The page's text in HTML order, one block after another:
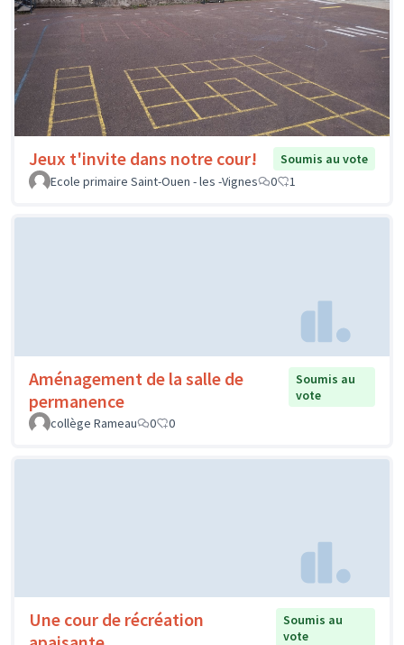
Jeux t'invite dans notre cour!
Soumis au vote
Ecole primaire Saint-Ouen - les -Vignes
0 1
Aménagement de la salle de
permanence
Soumis au
vote
collège Rameau
0 0
Une cour de récréation
Soumis au
vote